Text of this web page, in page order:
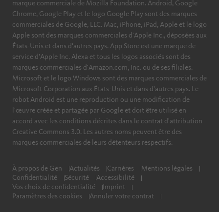
marque commerciale de Mozilla Foundation. Android, Google
Chrome, Google Play et le logo Google Play sont des marques
commerciales de Google, LLC. Mac, iPhone, iPad, Apple et le logo
Apple sont des marques commerciales d'Apple Inc., déposées aux
États-Unis et dans d'autres pays. App Store est une marque de
service d'Apple Inc. Alexa et tous les logos associés sont des
marques commerciales d'Amazon.com, Inc. ou de ses filiales.
Microsoft et le logo Windows sont des marques commerciales de
Microsoft Corporation aux États-Unis et dans d'autres pays. Le
robot Android est une reproduction ou une modification de
l'œuvre créée et partagée par Google et doit être utilisé en
accord avec les conditions décrites dans le contrat d'attribution
Creative Commons 3.0. Les autres noms peuvent être des
marques commerciales de leurs détenteurs respectifs.
À propos de Gen Actualités Carrières
Mentions légales
Confidentialité
Sécurité
Accessibilité
Vos choix de confidentialité
Imprint
Paramètres des cookies
Annuler votre contrat